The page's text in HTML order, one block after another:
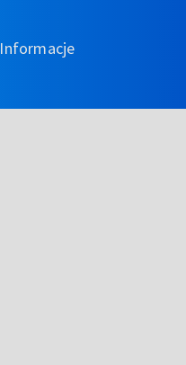
Informacje